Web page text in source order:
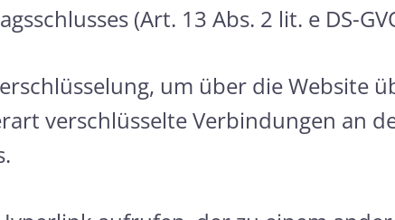
(Art. 13 Abs. 2 lit. e DS-
um über die Website
verschlüsselte Verbindungen an